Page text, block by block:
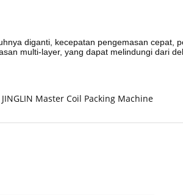
diganti, kecepatan pengemasan cepat,
multi-layer, yang dapat melindungi dari
JINGLIN Master Coil Packing Machine